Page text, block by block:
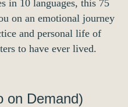
in 10 languages, this 75
on an emotional journey
and personal life of
to have ever lived.
on Demand)